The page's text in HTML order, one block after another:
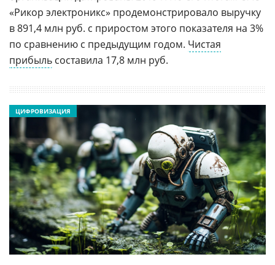
«Рикор электроникс» продемонстрировало выручку
в 891,4 млн руб. с приростом этого показателя на 3%
по сравнению с предыдущим годом. Чистая
прибыль составила 17,8 млн руб.
ЦИФРОВИЗАЦИЯ